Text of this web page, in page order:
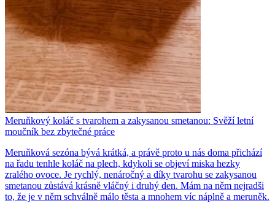
Meruňkový koláč s tvarohem a zakysanou smetanou: Svěží letní
moučník bez zbytečné práce
Meruňková sezóna bývá krátká, a právě proto u nás doma přichází
na řadu tenhle koláč na plech, kdykoli se objeví miska hezky
zralého ovoce. Je rychlý, nenáročný a díky tvarohu se zakysanou
smetanou zůstává krásně vláčný i druhý den. Mám na něm nejradši
to, že je v něm schválně málo těsta a mnohem víc náplně a meruněk.